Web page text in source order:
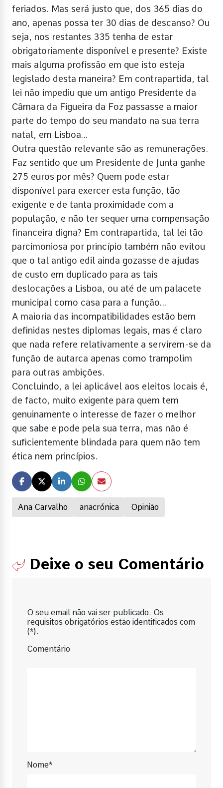
Ana Carvalho anacrónica Opinião
feriados. Mas será justo que, dos 365 dias do
ano, apenas possa ter 30 dias de descanso? Ou
seja, nos restantes 335 tenha de estar
obrigatoriamente disponível e presente? Existe
mais alguma profissão em que isto esteja
legislado desta maneira? Em contrapartida, tal
lei não impediu que um antigo Presidente da
Câmara da Figueira da Foz passasse a maior
parte do tempo do seu mandato na sua terra
natal, em Lisboa…
Outra questão relevante são as remunerações.
Faz sentido que um Presidente de Junta ganhe
275 euros por mês? Quem pode estar
disponível para exercer esta função, tão
exigente e de tanta proximidade com a
população, e não ter sequer uma compensação
financeira digna? Em contrapartida, tal lei tão
parcimoniosa por princípio também não evitou
que o tal antigo edil ainda gozasse de ajudas
de custo em duplicado para as tais
deslocações a Lisboa, ou até de um palacete
municipal como casa para a função…
A maioria das incompatibilidades estão bem
definidas nestes diplomas legais, mas é claro
que nada refere relativamente a servirem-se da
função de autarca apenas como trampolim
para outras ambições.
Concluindo, a lei aplicável aos eleitos locais é,
de facto, muito exigente para quem tem
genuinamente o interesse de fazer o melhor
que sabe e pode pela sua terra, mas não é
suficientemente blindada para quem não tem
ética nem princípios.
Deixe o seu Comentário
O seu email não vai ser publicado. Os
requisitos obrigatórios estão identificados com
(*).
Comentário
Nome*